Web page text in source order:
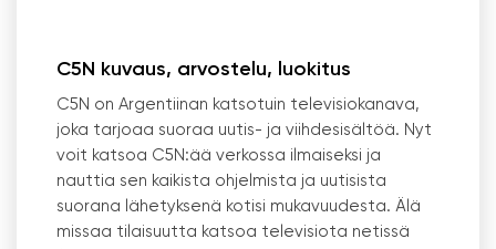
C5N kuvaus, arvostelu, luokitus
C5N on Argentiinan katsotuin televisiokanava,
joka tarjoaa suoraa uutis- ja viihdesisältöä. Nyt
voit katsoa C5N:ää verkossa ilmaiseksi ja
nauttia sen kaikista ohjelmista ja uutisista
suorana lähetyksenä kotisi mukavuudesta. Älä
missaa tilaisuutta katsoa televisiota netissä